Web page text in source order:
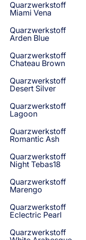
Quarzwerkstoff
Miami Vena
Quarzwerkstoff
Arden Blue
Quarzwerkstoff
Chateau Brown
Quarzwerkstoff
Desert Silver
Quarzwerkstoff
Lagoon
Quarzwerkstoff
Romantic Ash
Quarzwerkstoff
Night Tebas18
Quarzwerkstoff
Marengo
Quarzwerkstoff
Eclectric Pearl
Quarzwerkstoff